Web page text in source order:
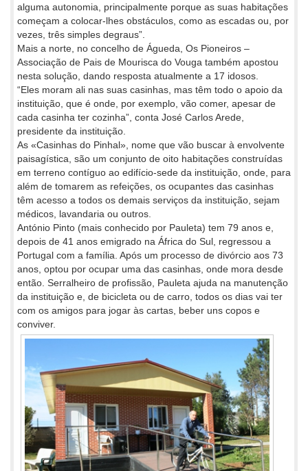
alguma autonomia, principalmente porque as suas habitações
começam a colocar-lhes obstáculos, como as escadas ou, por
vezes, três simples degraus”.
Mais a norte, no concelho de Águeda, Os Pioneiros –
Associação de Pais de Mourisca do Vouga também apostou
nesta solução, dando resposta atualmente a 17 idosos.
“Eles moram ali nas suas casinhas, mas têm todo o apoio da
instituição, que é onde, por exemplo, vão comer, apesar de
cada casinha ter cozinha”, conta José Carlos Arede,
presidente da instituição.
As «Casinhas do Pinhal», nome que vão buscar à envolvente
paisagística, são um conjunto de oito habitações construídas
em terreno contíguo ao edifício-sede da instituição, onde, para
além de tomarem as refeições, os ocupantes das casinhas
têm acesso a todos os demais serviços da instituição, sejam
médicos, lavandaria ou outros.
António Pinto (mais conhecido por Pauleta) tem 79 anos e,
depois de 41 anos emigrado na África do Sul, regressou a
Portugal com a família. Após um processo de divórcio aos 73
anos, optou por ocupar uma das casinhas, onde mora desde
então. Serralheiro de profissão, Pauleta ajuda na manutenção
da instituição e, de bicicleta ou de carro, todos os dias vai ter
com os amigos para jogar às cartas, beber uns copos e
conviver.